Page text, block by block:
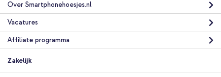
Over Smartphonehoesjes.nl
Vacatures
Affiliate programma
Zakelijk